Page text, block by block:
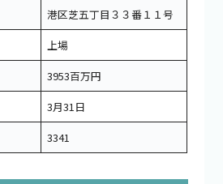
港区芝五丁目３３番１１号
上場
3953百万円
3月31日
3341